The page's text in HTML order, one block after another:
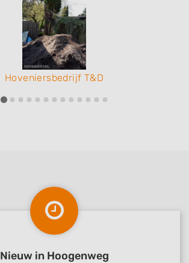
Hoveniersbedrijf T&D
Nieuw in Hoogenweg